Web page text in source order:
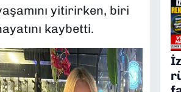
yitirirken, biri
kaybetti.